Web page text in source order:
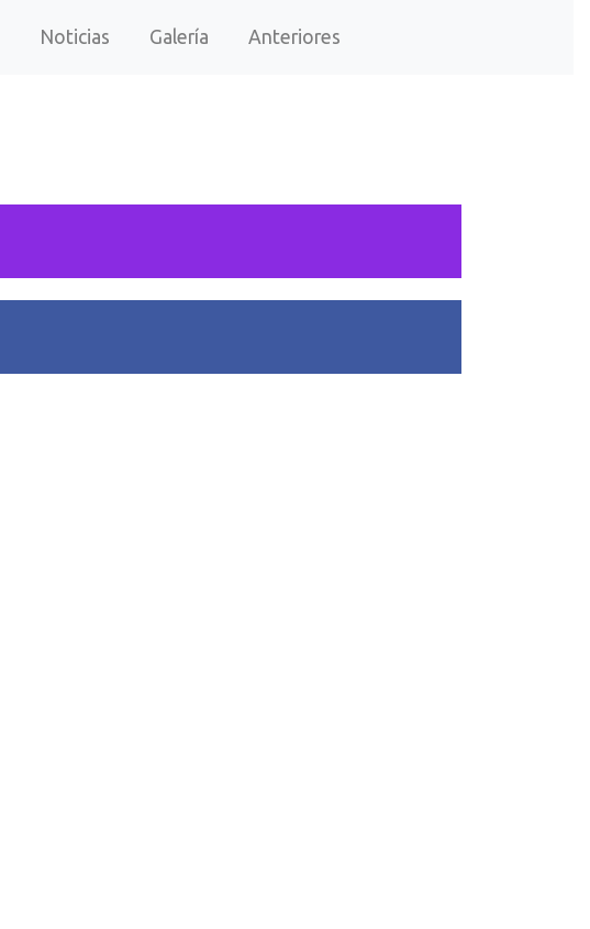
Noticias Galería Anteriores